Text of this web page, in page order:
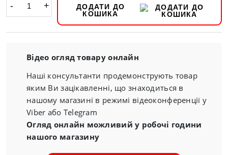
- +
ДОДАТИ ДО
КОШИКА
Відео огляд товару онлайн
Наші консультанти продемонструють товар
яким Ви зацікавленні, що знаходиться в
нашому магазині в режимі відеоконференції у
Viber або Telegram
Огляд онлайн можливий у робочі години
нашого магазину